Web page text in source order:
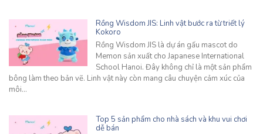
Rồng Wisdom JIS: Linh vật bước ra từ triết lý
Kokoro
Rồng Wisdom JIS là dự án gấu mascot do
Memon sản xuất cho Japanese International
School Hanoi. Đây không chỉ là một sản phẩm
bông làm theo bản vẽ. Linh vật này còn mang câu chuyện cảm xúc của
môi…
Top 5 sản phẩm cho nhà sách và khu vui chơi
dễ bán